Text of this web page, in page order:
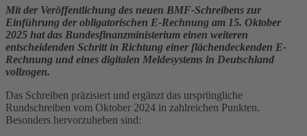
Mit der Veröffentlichung des neuen BMF-Schreibens zur
Einführung der obligatorischen E-Rechnung am 15. Oktober
2025 hat das Bundesfinanzministerium einen weiteren
entscheidenden Schritt in Richtung einer flächendeckenden E-
Rechnung und eines digitalen Meldesystems in Deutschland
vollzogen.
Das Schreiben präzisiert und ergänzt das ursprüngliche
Rundschreiben vom Oktober 2024 in zahlreichen Punkten.
Besonders hervorzuheben sind: